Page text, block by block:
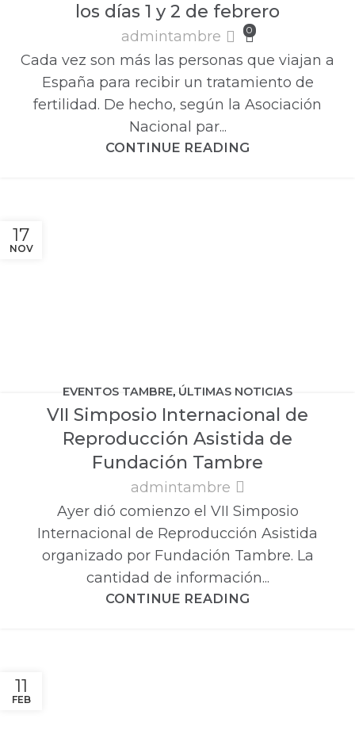
los días 1 y 2 de febrero
admintambre 0
Cada vez son más las personas que viajan a
España para recibir un tratamiento de
fertilidad. De hecho, según la Asociación
Nacional par...
CONTINUE READING
17
NOV
EVENTOS TAMBRE, ÚLTIMAS NOTICIAS
VII Simposio Internacional de
Reproducción Asistida de
Fundación Tambre
admintambre
Ayer dió comienzo el VII Simposio
Internacional de Reproducción Asistida
organizado por Fundación Tambre. La
cantidad de información...
CONTINUE READING
11
FEB